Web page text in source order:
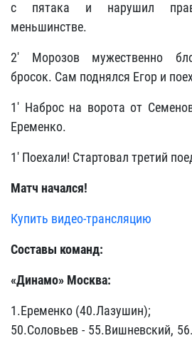
с пятака и нарушил
меньшинстве.
2' Морозов мужественно
бросок. Сам поднялся Егор и
1' Наброс на ворота от
Еременко.
1' Поехали! Стартовал третий
Матч начался!
Купить видео-трансляцию
Составы команд:
«Динамо» Москва:
1.Еременко (40.Лазушин);
50.Соловьев - 55.Вишневский,